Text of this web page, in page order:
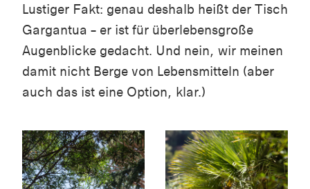
Lustiger Fakt: genau deshalb heißt der Tisch
Gargantua – er ist für überlebensgroße
Augenblicke gedacht. Und nein, wir meinen
damit nicht Berge von Lebensmitteln (aber
auch das ist eine Option, klar.)